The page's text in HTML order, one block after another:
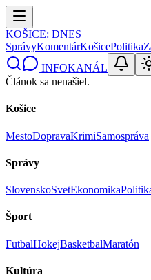
KOŠICE: DNES
SprávyKomentárKošicePolitika
INFOKANÁL
Článok sa nenašiel.
Košice
MestoDopravaKrimiSamospráva
Správy
SlovenskoSvetEkonomika
Šport
FutbalHokejBasketbalMaratón
Kultúra